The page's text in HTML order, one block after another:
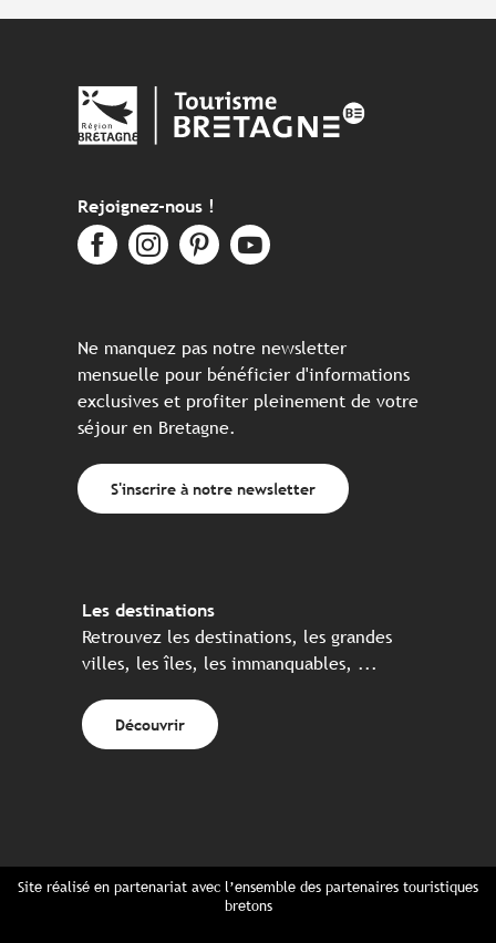
Rejoignez-nous !
Ne manquez pas notre newsletter
mensuelle pour bénéficier d'informations
exclusives et profiter pleinement de votre
séjour en Bretagne.
S'inscrire à notre newsletter
Les destinations
Retrouvez les destinations, les grandes
villes, les îles, les immanquables, ...
Découvrir
Site réalisé en partenariat avec l’ensemble des partenaires touristiques
bretons